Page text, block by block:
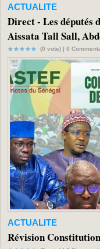
ACTUALITE
Direct - Les députés
Aissata Tall Sall,
(0 vote) | 0
ACTUALITE
Révision